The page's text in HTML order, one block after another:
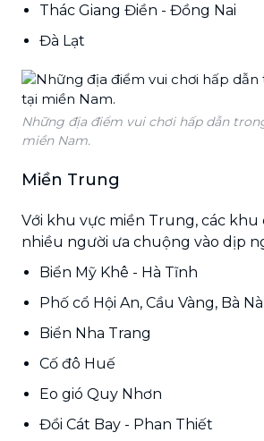
Thác Giang Điền - Đồng Nai
Đà Lạt
Những địa điểm vui chơi hấp dẫn
miền Nam.
Miền Trung
Với khu vực miền Trung, các
nhiều người ưa chuộng vào dịp
Biển Mỹ Khê - Hà Tĩnh
Phố cổ Hội An, Cầu Vàng, Bà
Biển Nha Trang
Cố đô Huế
Eo gió Quy Nhơn
Đồi Cát Bay - Phan Thiết